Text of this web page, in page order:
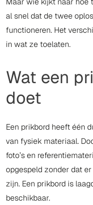
al snel dat de twee
functioneren. Het
in wat ze toelaten.
Wat een
doet
Een prikbord heeft één
van fysiek materiaal.
foto’s en
opgespeld zonder dat
zijn. Een prikbord is
beschikbaar.